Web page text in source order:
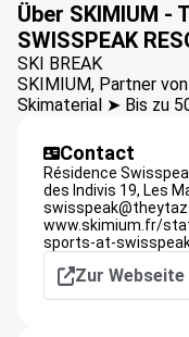
Über SKIMIUM -
SWISSPEAK
SKI BREAK
SKIMIUM, Partner
Skimaterial ➤ Bis zu
Contact
Résidence
des Indivis 19, Les
www.skimium.fr/
sports-at-
Zur Webseite